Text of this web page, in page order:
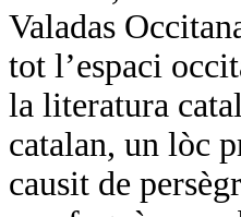
Valadas
tot l’espaci
la literatura
catalan, un lòc
causit de